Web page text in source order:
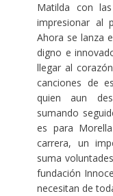
Matilda con
impresionar al
Ahora se lanza
digno e
llegar al
canciones de
quien aun
sumando
es para
carrera, un
suma
fundación
necesitan de